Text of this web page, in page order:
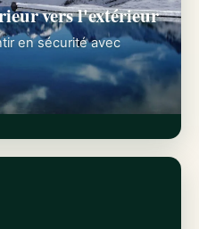
vers l'extérieur
en sécurité avec